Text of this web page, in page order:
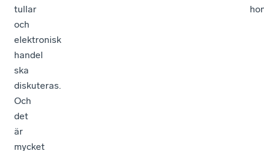
tullar
och
elektronisk
handel
ska
diskuteras.
Och
det
är
mycket